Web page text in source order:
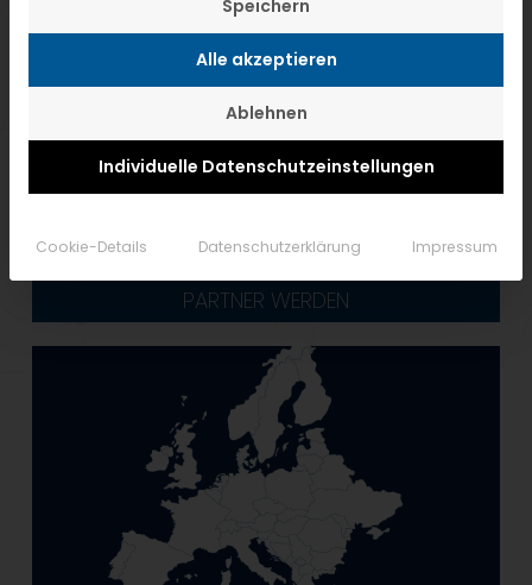
PARTNER WERDEN
Speichern
Alle akzeptieren
Ablehnen
Individuelle Datenschutzeinstellungen
Cookie-Details Datenschutzerklärung Impressum